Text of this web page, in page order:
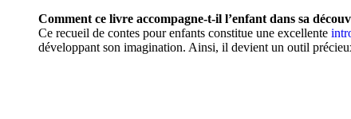
Comment ce livre accompagne-t-il l’enfant dans sa
Ce recueil de contes pour enfants constitue une excellente
développant son imagination. Ainsi, il devient un outil